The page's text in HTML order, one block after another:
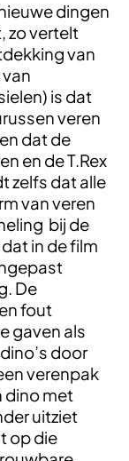
dingen
zo vertelt
van
is dat
veren
dat de
en de T.Rex
zelfs dat alle
van veren
bij de
in de film
De
fout
gaven als
door
verenpak
dino met
uitziet
op die